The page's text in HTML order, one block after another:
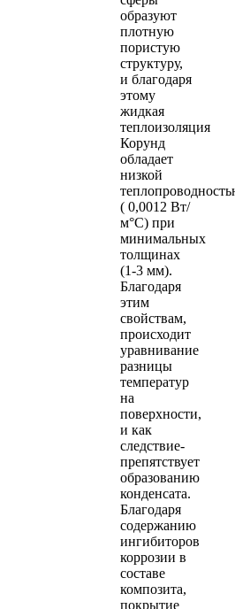
образуют
плотную
пористую
структуру,
и благодаря
этому
жидкая
теплоизоляция
Корунд
обладает
низкой
( 0,0012 Вт/
м°С) при
минимальных
толщинах
(1-3 мм).
Благодаря
этим
свойствам,
происходит
уравнивание
разницы
температур
на
поверхности,
и как
следствие-
препятствует
образованию
конденсата.
Благодаря
содержанию
ингибиторов
коррозии в
составе
композита,
покрытие